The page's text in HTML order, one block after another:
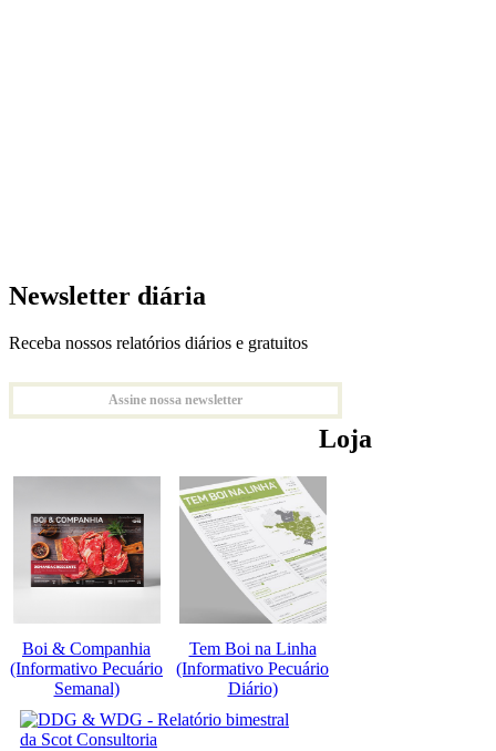
Newsletter diária
Receba nossos relatórios diários e gratuitos
Assine nossa newsletter
Loja
Boi & Companhia
(Informativo Pecuário
Semanal)
Tem Boi na Linha
(Informativo Pecuário
Diário)